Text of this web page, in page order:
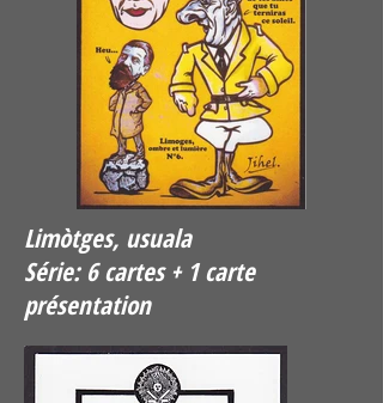
Limòtges, usuala
Série: 6 cartes + 1 carte
présentation